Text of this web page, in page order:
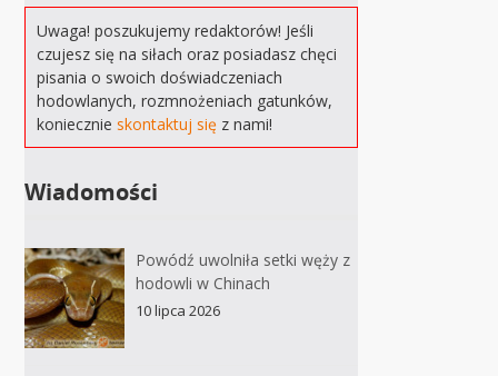
Uwaga! poszukujemy redaktorów! Jeśli
czujesz się na siłach oraz posiadasz chęci
pisania o swoich doświadczeniach
hodowlanych, rozmnożeniach gatunków,
koniecznieskontaktuj się z nami!
Wiadomości
Powódź uwolniła setki węży z
hodowli w Chinach
10 lipca 2026